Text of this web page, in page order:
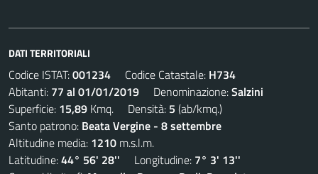
DATI TERRITORIALI
Codice ISTAT:001234 Codice Catastale: H734
Abitanti: 77 al 01/01/2019 Denominazione:Salzini
Superficie: 15,89 Kmq. Densità: 5 (ab/kmq.)
Santo patrono: Beata Vergine - 8 settembre
Altitudine media: 1210 m.s.l.m.
Latitudine:44° 56' 28'' Longitudine: 7° 3' 13''